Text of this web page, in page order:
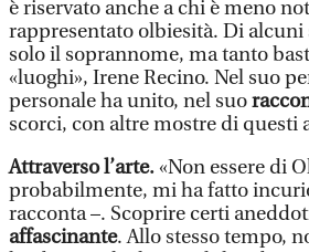
è riservato anche a chi è meno
rappresentato olbiesità. Di alcuni
solo il soprannome, ma tanto
«luoghi», Irene Recino. Nel suo
personale ha unito, nel suo
scorci, con altre mostre di questi
Attraverso l’arte.«Non essere di
probabilmente, mi ha fatto
racconta –. Scoprire certi
affascinante. Allo stesso tempo,